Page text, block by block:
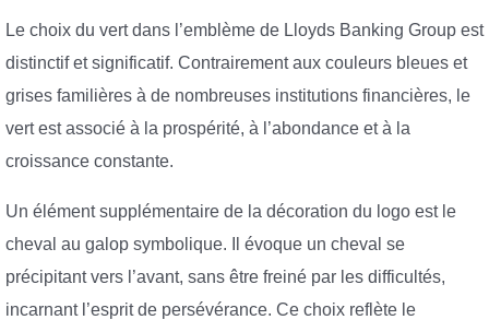
Le choix du vert dans l’emblème de Lloyds Banking Group est
distinctif et significatif. Contrairement aux couleurs bleues et
grises familières à de nombreuses institutions financières, le
vert est associé à la prospérité, à l’abondance et à la
croissance constante.
Un élément supplémentaire de la décoration du logo est le
cheval au galop symbolique. Il évoque un cheval se
précipitant vers l’avant, sans être freiné par les difficultés,
incarnant l’esprit de persévérance. Ce choix reflète le